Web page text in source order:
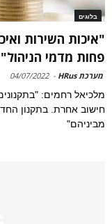
בלוגים
"איכות השירות
פחות מדמי הניהול"
מערכת HRus -
04/07/2022
מלכיאל רחמים:
חישוב אחרת. בתקנון
מביניהם"